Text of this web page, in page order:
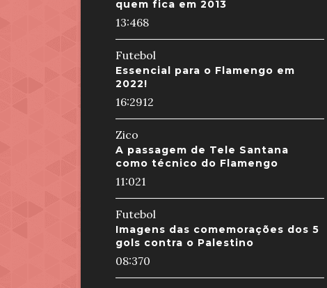
quem fica em 2013
13:468
Futebol
Essencial para o Flamengo em
2022!
16:2912
Zico
A passagem de Tele Santana
como técnico do Flamengo
11:021
Futebol
Imagens das comemorações dos 5
gols contra o Palestino
08:370